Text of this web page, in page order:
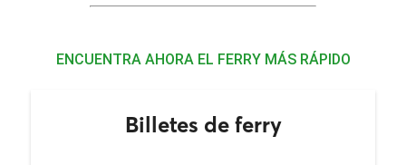
ENCUENTRA AHORA EL FERRY MÁS RÁPIDO